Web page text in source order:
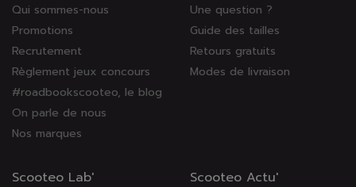
Qui sommes-nous
Promotions
Recrutement
Règlement jeux concours
#roadbookscooteo, le blog
On parle de nous
Nos marques
Une question ?
Guide des tailles
Retours gratuits
Modes de livraison
Scooteo Lab' Scooteo Actu'